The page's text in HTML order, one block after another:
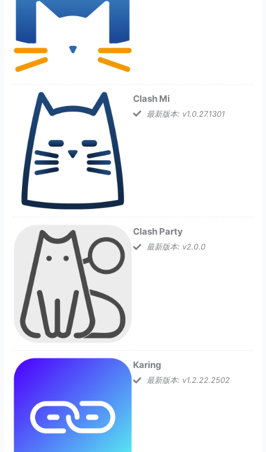
Clash Mi
最新版本: v1.0.27.1301
Clash Party
最新版本: v2.0.0
Karing
最新版本: v1.2.22.2502